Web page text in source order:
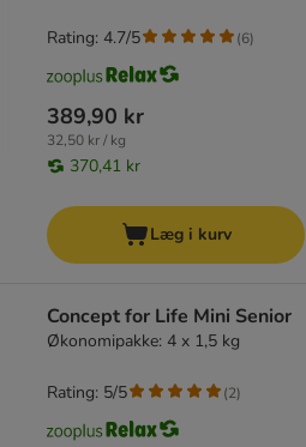
389,90 kr
32,50 kr / kg
370,41 kr
Rating: 4.7/5 (6)
Læg i kurv
Concept for Life Mini Senior
Økonomipakke: 4 x 1,5 kg
Rating: 5/5 (2)